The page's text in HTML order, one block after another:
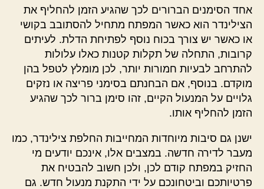
אחד הסימנים הברורים לכך שהגיע הזמן להחליף את
הצילינדר הוא כאשר המפתח מתחיל להסתובב בקושי
או כאשר יש צורך בכוח נוסף לפתיחת הדלת. לעיתים
קרובות, התחלה של תקלות קטנות כאלו עלולות
להתרחב לבעיות חמורות יותר, לכן מומלץ לטפל בהן
מוקדם. בנוסף, אם הבחנתם בסימני פריצה או נזקים
גלויים על המנעול הקיים, זהו סימן ברור לכך שהגיע
הזמן להחליף אותו.
ישנן גם סיבות מיוחדות המחייבות החלפת צילינדר, כמו
מעבר לדירה חדשה. במצבים אלו, אינכם יודעים מי
החזיק במפתח קודם לכן, ולכן חשוב להבטיח את
פרטיותכם וביטחונכם על ידי התקנת מנעול חדש. גם